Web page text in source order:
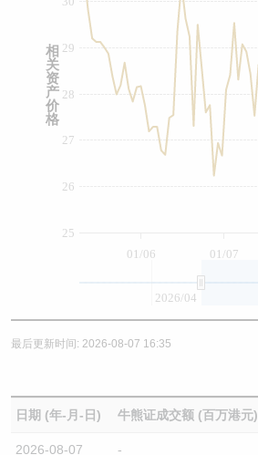
01/07
01/06
25
26
27
28
29
2026/04
相
关
资
产
价
格
最后更新时间: 2026-08-07 16:35
日期 (年-月-日) 牛熊证成交额 (百万港元)
2026-08-07 -
牛熊证文件及公告
牛熊证文件及公告 (瑞信)
收市竞价变化